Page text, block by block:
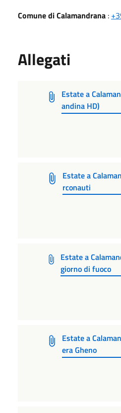
Comune di Calamandrana :
Allegati
Estate a
andina HD)
Estate a
rconauti
Estate a
giorno di fuoco
Estate a
era Gheno